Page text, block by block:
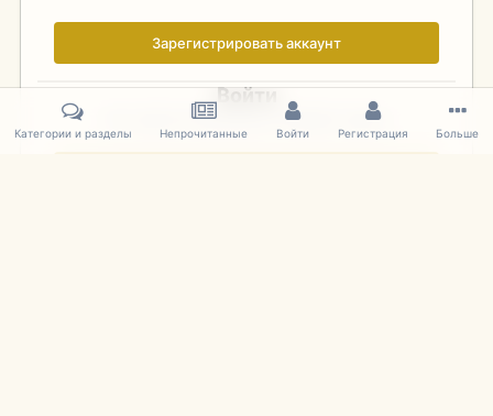
Зарегистрировать аккаунт
Войти
Уже зарегистрированы? Войдите здесь.
Категории и разделы Непрочитанные Войти Регистрация Больше